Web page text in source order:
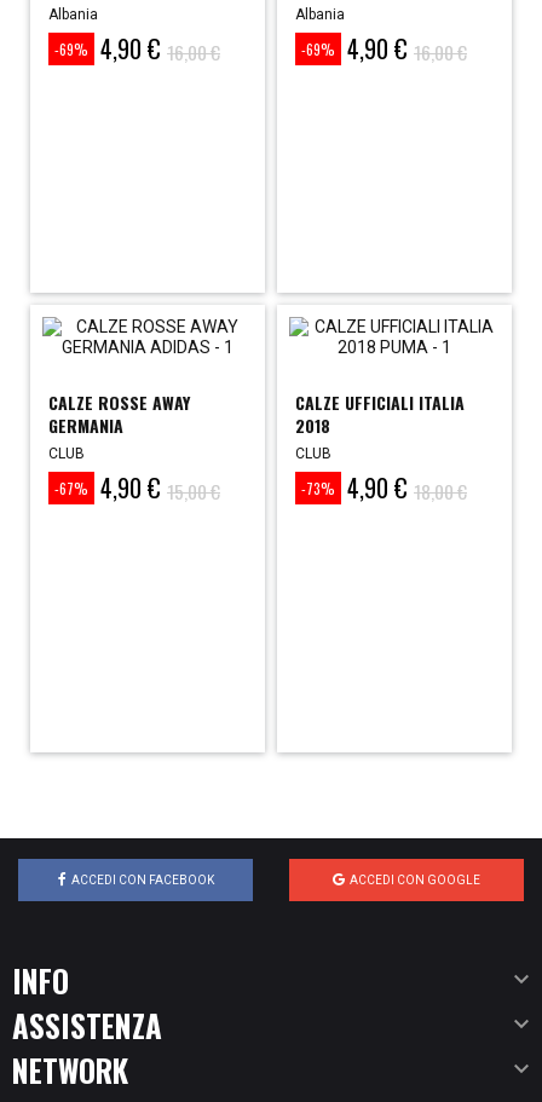
Albania
-69%
Prezzo4,90 €
Prezzo
base
16,00 €
Albania
-69%
Prezzo4,90 €
Prezzo
base
16,00 €
CALZE ROSSE AWAY
GERMANIA
CLUB
-67%
Prezzo4,90 €
Prezzo
base
15,00 €
CALZE UFFICIALI ITALIA
2018
CLUB
-73%
Prezzo4,90 €
Prezzo
base
18,00 €
ACCEDI CON FACEBOOK ACCEDI CON GOOGLE
INFO 
ASSISTENZA 
NETWORK 